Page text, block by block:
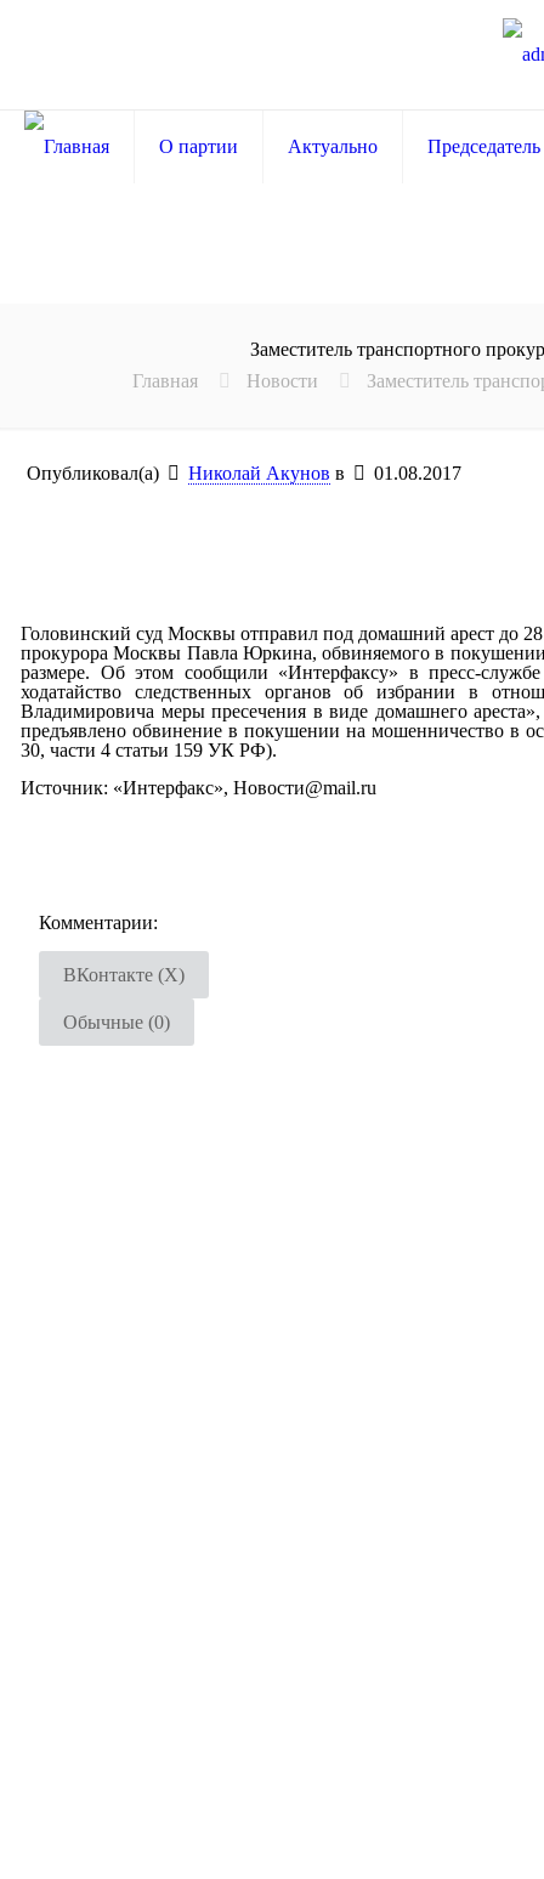
О партии Актуально
Заместитель транспортного
Главная
Новости Заместитель
Опубликовал(а) Николай Акунов в 01.08.2017
Головинский суд Москвы отправил под домашний арест до 28
прокурора Москвы Павла Юркина, обвиняемого в
размере. Об этом сообщили «Интерфаксу» в пресс-
ходатайство следственных органов об избрании в
Владимировича меры пресечения в виде домашнего
предъявлено обвинение в покушении на мошенничество в
30, части 4 статьи 159 УК РФ).
Источник: «Интерфакс», Новости@mail.ru
Комментарии:
ВКонтакте (X)
Обычные (0)